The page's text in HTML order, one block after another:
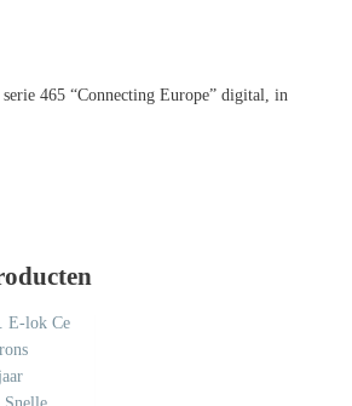
465 “Connecting Europe” digital, in